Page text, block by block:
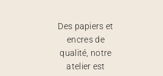
Des papiers et
encres de
qualité, notre
atelier est